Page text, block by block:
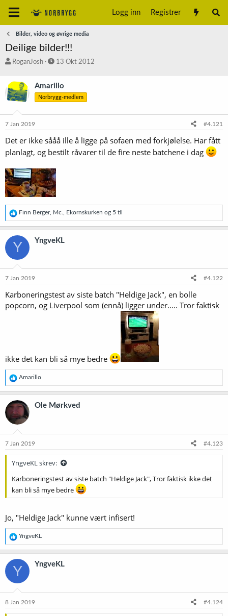
Logg inn Registrer
Bilder, video og øvrige media
Deilige bilder!!!
T
å
d
s
a
r
e
r
RoganJosh
S
r
t
a
13 Okt 2012
Amarillo
Norbrygg-medlem
7 Jan 2019 #4.121
Det er ikke sååå ille å ligge på sofaen med forkjølelse. Har fått
planlagt, og bestilt råvarer til de fire neste batchene i dag
R
e
a
k
s
o
e
:
Finn Berger, Mc. Ekornskurken og 5 til
Y YngveKL
7 Jan 2019 #4.122
Karboneringstest av siste batch "Heldige Jack", en bolle
popcorn, og Liverpool som (ennå) ligger under..... Tror faktisk
ikke det kan bli så mye bedre
R
e
a
k
s
j
o
e
Amarillo
Ole Mørkved
7 Jan 2019 #4.123
YngveKL skrev:
Karboneringstest av siste batch "Heldige Jack", Tror faktisk ikke det
kan bli så mye bedre
Jo, "Heldige Jack" kunne vært infisert!
R
e
a
k
s
o
e
YngveKL
Y YngveKL
8 Jan 2019 #4.124